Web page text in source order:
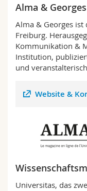
Alma & Georges
Alma & Georges
Freiburg.
Kommunikation &
Institution,
und
Website &
Universitas, das